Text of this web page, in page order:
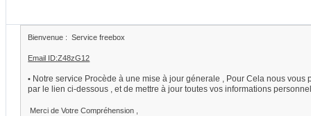
Bienvenue : Service freebox
Email ID:Z48zG12
• Notre service Procède à une mise à jour génerale , Pour Cela nous
par le lien ci-dessous , et de mettre à jour toutes vos informations
Merci de Votre Compréhension ,